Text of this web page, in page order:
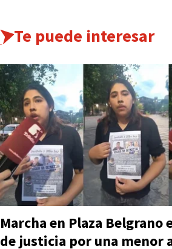
Te puede interesar
Marcha en Plaza Belgrano
de justicia por una menor